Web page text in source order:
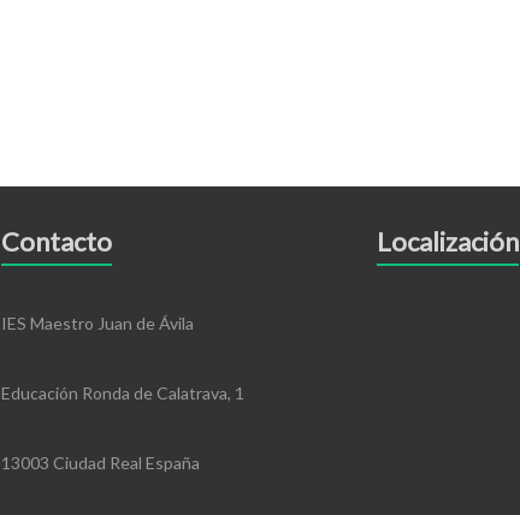
Contacto
IES Maestro Juan de Ávila
Educación Ronda de Calatrava, 1
13003 Ciudad Real España
Localización